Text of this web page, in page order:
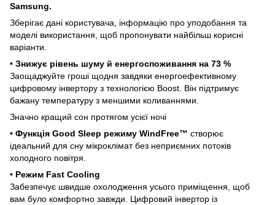
Samsung.
Зберігає дані користувача, інформацію про уподобання та
моделі використання, щоб пропонувати найбільш корисні
варіанти.
• Знижує рівень шуму й енергоспоживання на 73 %
Заощаджуйте гроші щодня завдяки енергоефективному
цифровому інвертору з технологією Boost. Він підтримує
бажану температуру з меншими коливаннями.
Значно кращий сон протягом усієї ночі
• Функція Good Sleep режиму WindFree™ створює
ідеальний для сну мікроклімат без неприємних потоків
холодного повітря.
• Режим Fast Cooling
Забезпечує швидше охолодження усього приміщення, щоб
вам було комфортно завжди. Цифровий інвертор із